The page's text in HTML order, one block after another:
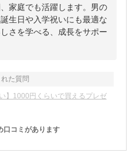
家庭でも活躍します。男の
生日や入学祝いにも最適な
さを学べる、成長をサポー
た質問
】1000円くらいで買えるプレゼ
口コミがあります